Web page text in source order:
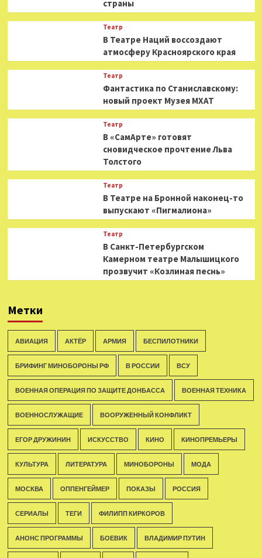
страны
Театр
В Театре Наций воссоздают
атмосферу Красноярского края
Театр
Фантастика по Станиславскому:
новый проект Музея МХАТ
Театр
В «СамАрте» готовят
сновидческое прочтение Льва
Толстого
Театр
В Театре на Бронной наконец-то
выпускают «Пигмалиона»
Театр
В Санкт-Петербургском
Камерном театре Малышицкого
прозвучит «Козлиная песнь»
Метки
АВИАЦИЯ АКТЁР АРМИЯ БЕСПИЛОТНИКИ
БРИФИНГ МИНОБОРОНЫ РФ В РОССИИ ВСУ
ВОЕННАЯ ОПЕРАЦИЯ ПО ЗАЩИТЕ ДОНБАССА ВОЕННАЯ ТЕХНИКА
ВОЕННОСЛУЖАЩИЕ ВООРУЖЕННЫЙ КОНФЛИКТ
ЕГОР ДРУЖИНИН ИСКУССТВО КИНО КИНОПРЕМЬЕРЫ
КУЛЬТУРА ЛИТЕРАТУРА МИНОБОРОНЫ МОДА
МОСКВА ОППЕНГЕЙМЕР ПОКАЗЫ РОССИЯ
СЕРИАЛЫ ТЕГИ ФИЛИПП КИРКОРОВ
АНОНС ПРОГРАММЫ БОЕВИК ВЛАДИМИР ПУТИН